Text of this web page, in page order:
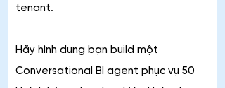
tenant.
Hãy hình dung bạn build một
Conversational BI agent phục vụ 50